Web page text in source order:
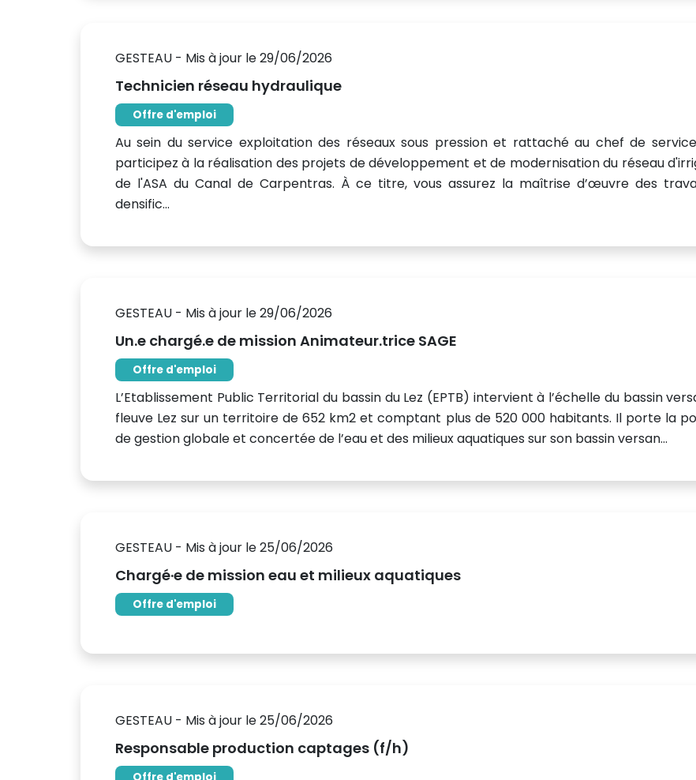
GESTEAU - Mis à jour le 29/06/2026
Technicien réseau hydraulique
Offre d'emploi
Au sein du service exploitation des réseaux sous pression et rattaché au chef de
participez à la réalisation des projets de développement et de modernisation du réseau
de l'ASA du Canal de Carpentras. À ce titre, vous assurez la maîtrise d’œuvre des
densific...
GESTEAU - Mis à jour le 29/06/2026
Un.e chargé.e de mission Animateur.trice SAGE
Offre d'emploi
L’Etablissement Public Territorial du bassin du Lez (EPTB) intervient à l’échelle du bassin
fleuve Lez sur un territoire de 652 km2 et comptant plus de 520 000 habitants. Il porte la
de gestion globale et concertée de l’eau et des milieux aquatiques sur son bassin versan...
GESTEAU - Mis à jour le 25/06/2026
Chargé·e de mission eau et milieux aquatiques
Offre d'emploi
GESTEAU - Mis à jour le 25/06/2026
Responsable production captages (f/h)